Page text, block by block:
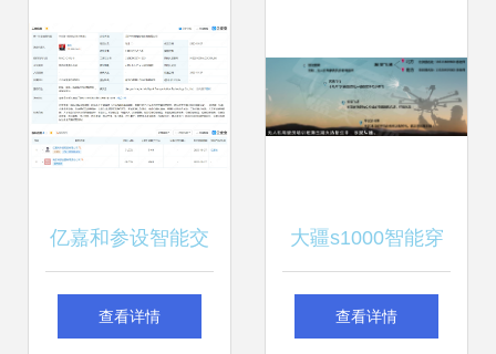
背后的多重考量
亿嘉和参设智能交
通科技公司，布局
查看详情
大疆s1000智能穿
戴设备 空中飞行新
查看详情